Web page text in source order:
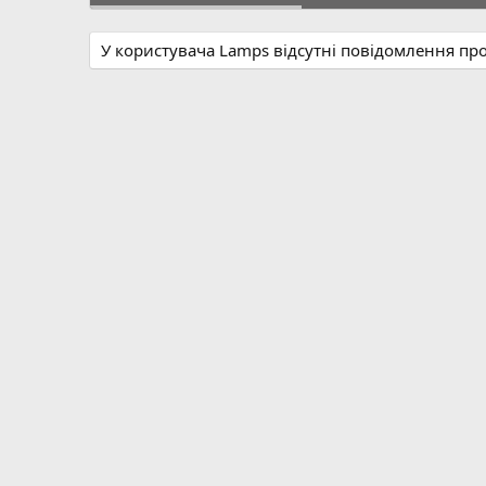
У користувача Lamps відсутні повідомлення